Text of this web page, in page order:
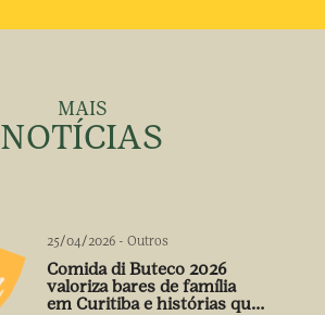
MAIS
NOTÍCIAS
25/04/2026 - Outros
Comida di Buteco 2026
valoriza bares de família
em Curitiba e histórias que